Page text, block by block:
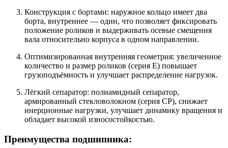
Конструкция с бортами: наружное кольцо имеет два
борта, внутреннее — один, что позволяет фиксировать
положение роликов и выдерживать осевые смещения
вала относительно корпуса в одном направлении.
Оптимизированная внутренняя геометрия: увеличенное
количество и размер роликов (серия E) повышает
грузоподъёмность и улучшает распределение нагрузок.
Лёгкий сепаратор: полиамидный сепаратор,
армированный стекловолокном (серия CP), снижает
инерционные нагрузки, улучшает динамику вращения и
обладает высокой износостойкостью.
Преимущества подшипника: